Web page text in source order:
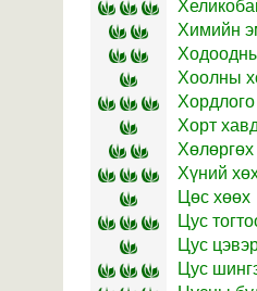
Химийн
Хоолны
Хорт
Хөлөргөх
Хүний
Цөс хөөх
Цус
Цус
Цус